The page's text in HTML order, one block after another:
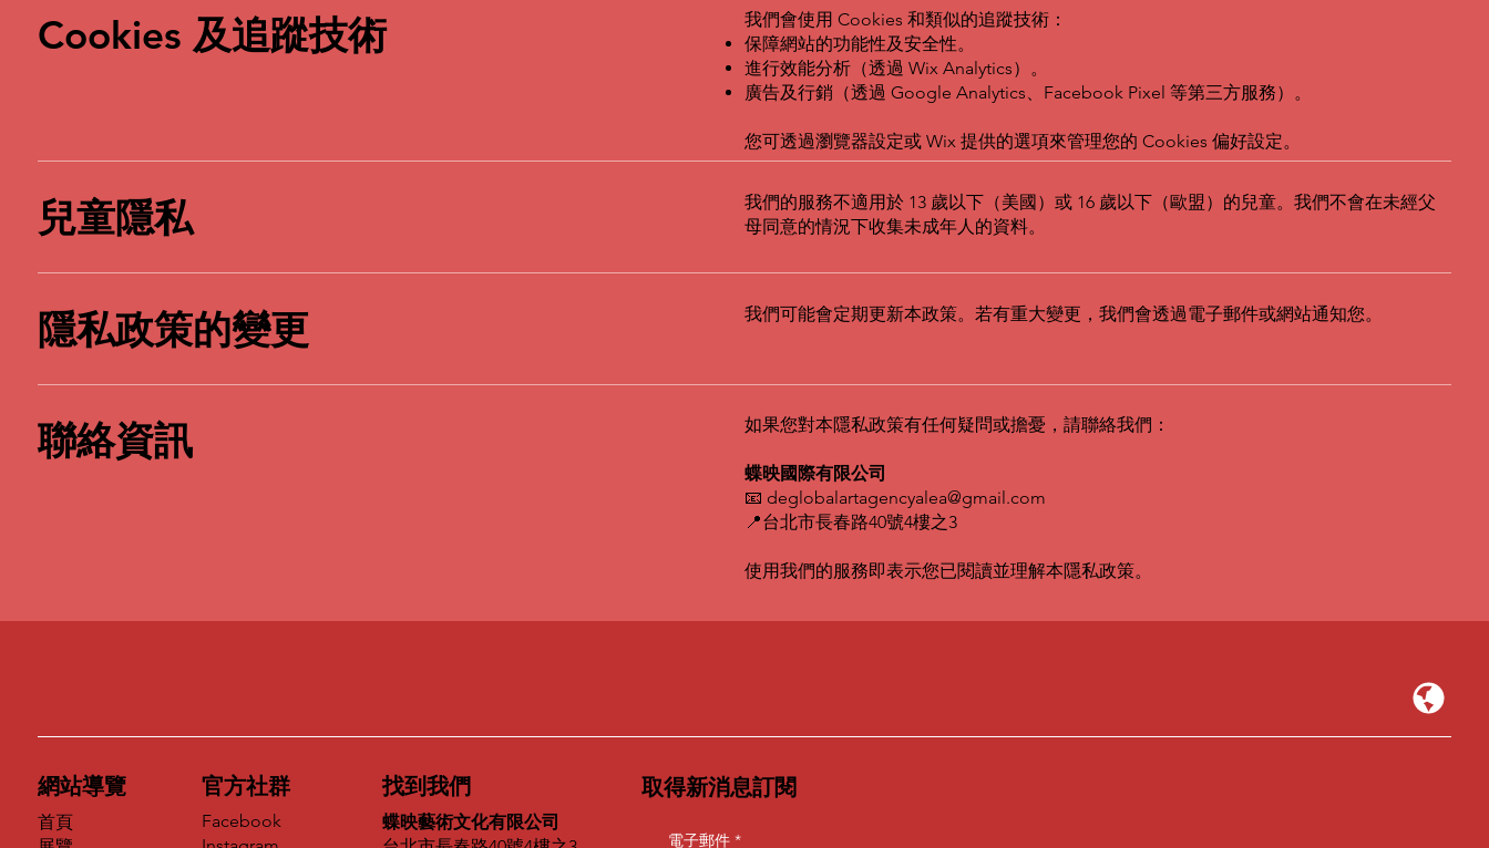
Cookies 及追蹤技術
我們會使用 Cookies 和類似的追蹤技術：
保障網站的功能性及安全性。
進行效能分析（透過 Wix Analytics）。
廣告及行銷（透過 Google Analytics、Facebook Pixel 等第三方服務）。
您可透過瀏覽器設定或 Wix 提供的選項來管理您的 Cookies 偏好設定。
兒童隱私
我們的服務不適用於 13 歲以下（美國）或 16 歲以下（歐盟）的兒童。我們不會在未經父
母同意的情況下收集未成年人的資料。
隱私政策的變更 我們可能會定期更新本政策。若有重大變更，我們會透過電子郵件或網站通知您。
聯絡資訊 如果您對本隱私政策有任何疑問或擔憂，請聯絡我們：
蝶映國際有限公司
📧 deglobalartagencyalea@gmail.com
📍台北市長春路40號4樓之3
使用我們的服務即表示您已閱讀並理解本隱私政策。
網站導覽
首頁
官方社群
Facebook
找到我們
蝶映藝術文化有限公司
取得新消息訂閱
電子郵件 *